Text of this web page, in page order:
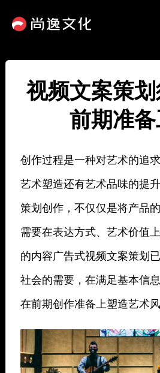
视频文案策
前期准
创作过程是一种对艺术的追
艺术塑造还有艺术品味的提
策划创作，不仅仅是将产品
需要在表达方式、艺术价值
的内容广告式视频文案策划
社会的需要，在满足基本信
在前期创作准备上塑造艺术风